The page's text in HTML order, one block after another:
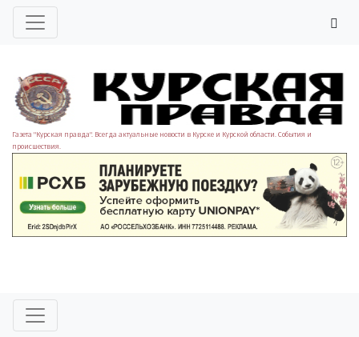
Газета "Курская правда". Всегда актуальные новости в Курске и Курской области. События и
происшествия.